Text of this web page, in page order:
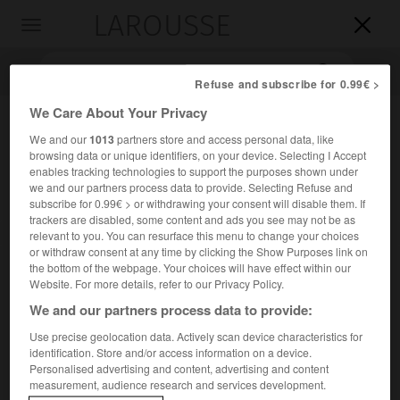

Accueil>Encyclopédie [personnage]>Sylvie Joly
SylvieJoly
Humoriste et actrice française (Paris 1934-Paris 2015).
Après une carrière d'avocate, elle change de vie à 32 ans et
Refuse and subscribe for 0.99€ >
We Care About Your Privacy
We and our1013partners store and access personal data, like
browsing data or unique identifiers, on your device. Selecting I Accept
enables tracking technologies to support the purposes shown under
we and our partners process data to provide. Selecting Refuse and
subscribe for 0.99€ > or withdrawing your consent will disable them. If
trackers are disabled, some content and ads you see may not be as
relevant to you. You can resurface this menu to change your choices
or withdraw consent at any time by clicking the Show Purposes link on
the bottom of the webpage. Your choices will have effect within our
Website. For more details, refer to our Privacy Policy.
We and our partners process data to provide:
Use precise geolocation data. Actively scan device characteristics for
identification. Store and/or access information on a device.
Personalised advertising and content, advertising and content
measurement, audience research and services development.